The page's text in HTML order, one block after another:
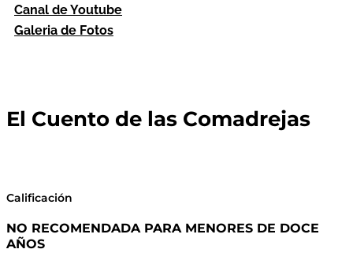
Canal de Youtube
Galeria de Fotos
El Cuento de las Comadrejas
Calificación
NO RECOMENDADA PARA MENORES DE DOCE
AÑOS